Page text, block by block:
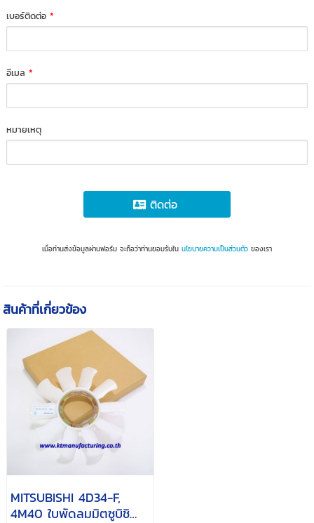
เบอร์ติดต่อ*
อีเมล*
หมายเหตุ
ติดต่อ
เมื่อท่านส่งข้อมูลผ่านฟอร์ม จะถือว่าท่านยอมรับใน นโยบายความเป็นส่วนตัว ของเรา
สินค้าที่เกี่ยวข้อง
MITSUBISHI 4D34-F,
4M40 ใบพัดลมมิตซูบิชิ